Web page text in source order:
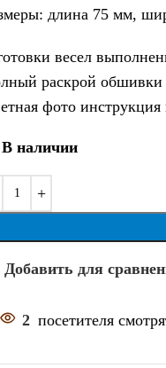
длина 75 мм,
весел
раскрой
фото инструкция
В наличии
Добавить для
2 посетителя